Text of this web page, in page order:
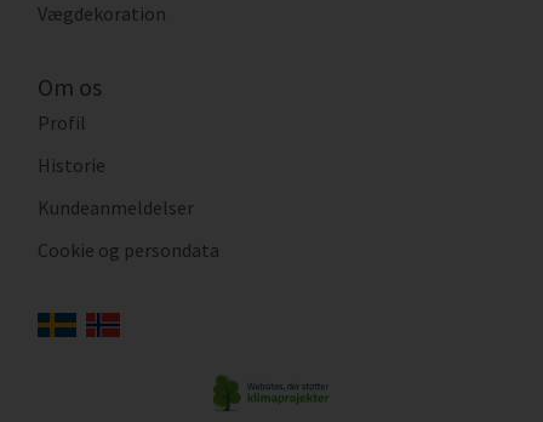
Vægdekoration
Om os
Profil
Historie
Kundeanmeldelser
Cookie og persondata